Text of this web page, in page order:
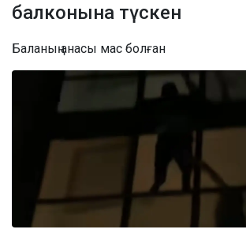
балконына түскен
Баланың анасы мас болған